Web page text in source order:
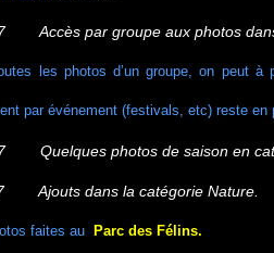
Accès par groupe aux photos dans
les photos d’un groupe, on peut
par événement (festivals, etc) reste en
Quelques photos de saison en
Ajouts dans la catégorie Nature.
faites au Parc des Félins.